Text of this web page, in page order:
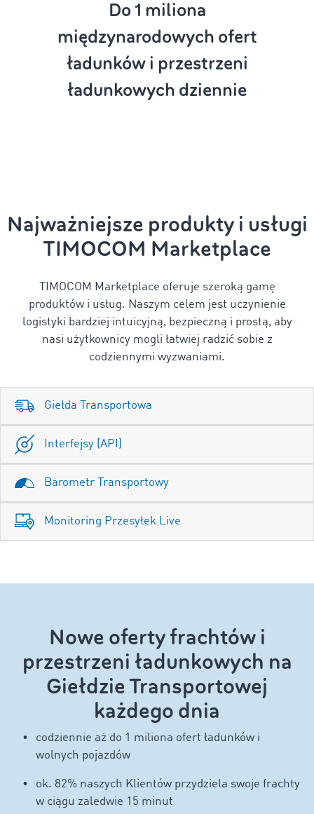
Do 1 miliona
międzynarodowych ofert
ładunków i przestrzeni
ładunkowych dziennie
Najważniejsze produkty i usługi
TIMOCOM Marketplace
TIMOCOM Marketplace oferuje szeroką gamę
produktów i usług. Naszym celem jest uczynienie
logistyki bardziej intuicyjną, bezpieczną i prostą, aby
nasi użytkownicy mogli łatwiej radzić sobie z
codziennymi wyzwaniami.
Giełda Transportowa
Interfejsy (API)
Barometr Transportowy
Monitoring Przesyłek Live
Nowe oferty frachtów i
przestrzeni ładunkowych na
Giełdzie Transportowej
każdego dnia
codziennie aż do 1 miliona ofert ładunków i
wolnych pojazdów
ok. 82% naszych Klientów przydziela swoje frachty
w ciągu zaledwie 15 minut